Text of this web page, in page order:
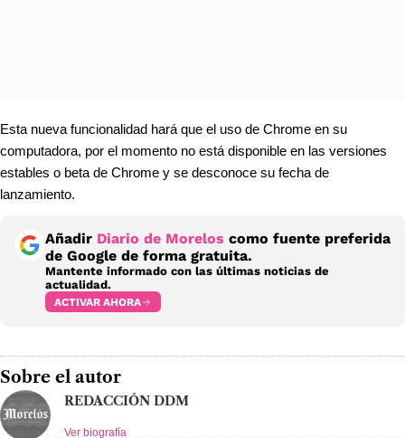
Esta nueva funcionalidad hará que el uso de Chrome en su
computadora, por el momento no está disponible en las versiones
estables o beta de Chrome y se desconoce su fecha de
lanzamiento.
Añadir Diario de Morelos como fuente preferida
de Google de forma gratuita.
Mantente informado con las últimas noticias de
actualidad.
ACTIVAR AHORA
Sobre el autor
REDACCIÓN DDM
Ver biografía